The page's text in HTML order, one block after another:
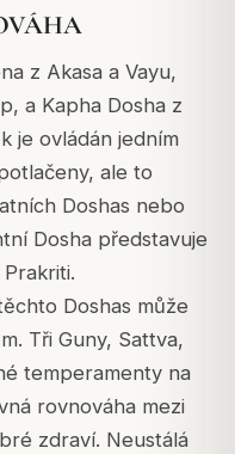
z Akasa a Vayu,
a Kapha Dosha z
je ovládán jedním
ale to
Doshas nebo
Dosha představuje
Doshas může
Tři Guny, Sattva,
temperamenty na
rovnováha mezi
zdraví. Neustálá